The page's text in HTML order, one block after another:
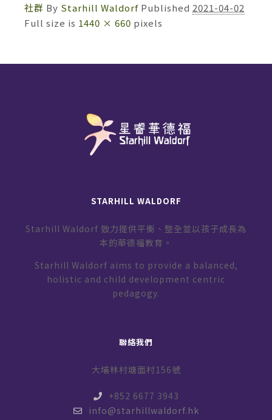
社群 By Starhill Waldorf Published 2021-04-02
Full size is 1440 × 660 pixels
STARHILL WALDORF
Starhill Waldorf 致力提供平衡、整全並以孩子成長為
本的華德福教育。
Starhill Waldorf aims to provide a balanced,
holistic and child development centric
pedagogy.
聯絡我們
大埔林村塘面村156號
+852 6677 3943
info@starhillwaldorf.hk